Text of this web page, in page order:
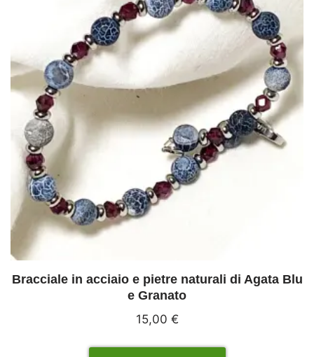
Bracciale in acciaio e pietre naturali di Agata Blu
e Granato
15,00 €